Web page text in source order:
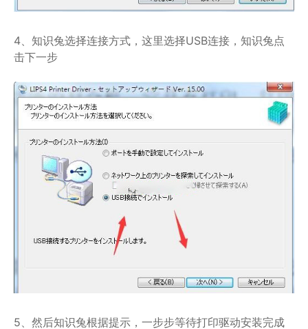
4、知识兔选择连接方式，这里选择USB连接，知识兔点
击下一步
5、然后知识兔根据提示，一步步等待打印驱动安装完成